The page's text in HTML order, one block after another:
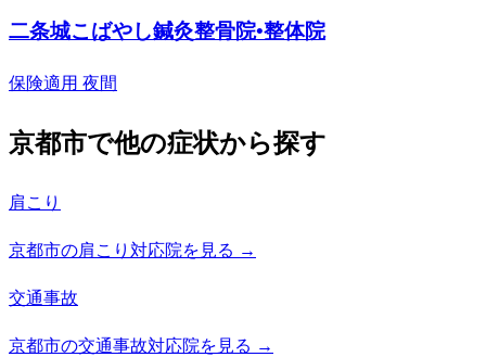
二条城こばやし鍼灸整骨院•整体院
保険適用 夜間
京都市で他の症状から探す
肩こり
京都市の肩こり対応院を見る →
交通事故
京都市の交通事故対応院を見る →